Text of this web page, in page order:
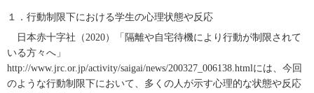
１．行動制限下における学生の心理状態や反応
日本赤十字社（2020）「隔離や自宅待機により行動が制限されて
いる方々へ」
http://www.jrc.or.jp/activity/saigai/news/200327_006138.htmlには、今回
のような行動制限下において、多くの人が示す心理的な状態や反応